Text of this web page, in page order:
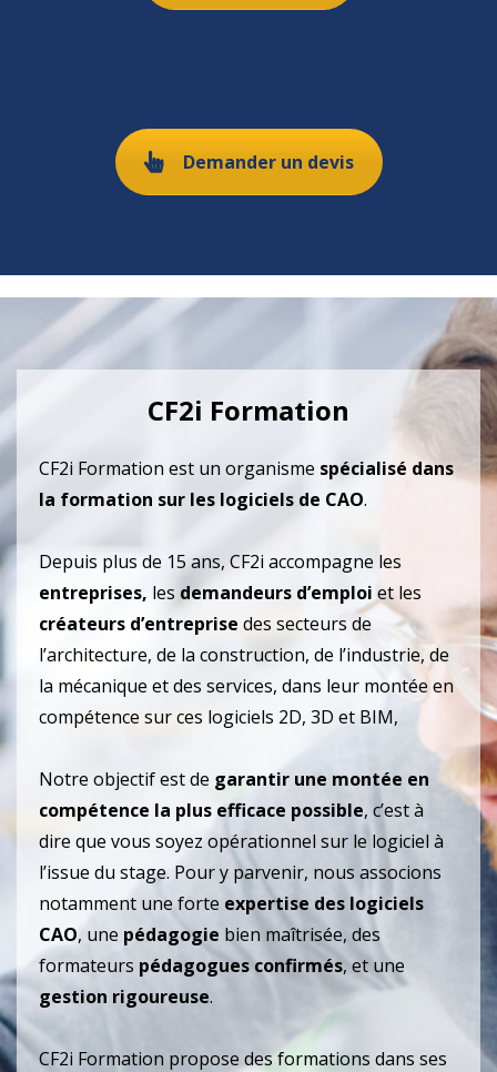
Demander un devis
CF2i Formation
CF2i Formation est un organisme spécialisé dans
la formation sur les logiciels de CAO.
Depuis plus de 15 ans, CF2i accompagne les
entreprises, les demandeurs d’emploi et les
créateurs d’entreprise des secteurs de
l’architecture, de la construction, de l’industrie, de
la mécanique et des services, dans leur montée en
compétence sur ces logiciels 2D, 3D et BIM,
Notre objectif est de garantir une montée en
compétence la plus efficace possible, c’est à
dire que vous soyez opérationnel sur le logiciel à
l’issue du stage. Pour y parvenir, nous associons
notamment une forte expertise des logiciels
CAO, une pédagogie bien maîtrisée, des
formateurs pédagogues confirmés, et une
gestion rigoureuse.
CF2i Formation propose des formations dans ses